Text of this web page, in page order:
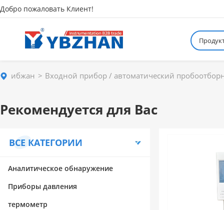
Добро пожаловать Клиент!
ибжан Входной прибор / автоматический
Рекомендуется для Вас
ВСЕ КАТЕГОРИИ
Аналитическое обнаружение
Приборы давления
термометр